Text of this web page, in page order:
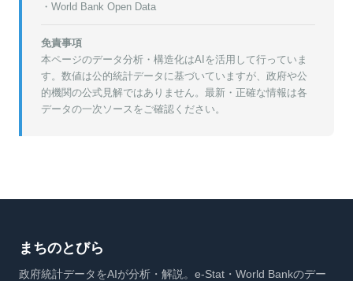
・World Bank Open Data
免責事項
本ページのデータ分析・構造化はAIを活用して行っていま
す。数値は公的統計データに基づいていますが、政府や公
的機関の公式見解ではありません。最新・正確な情報は各
データの一次ソースをご確認ください。
まちのとびら
政府統計データをAIが分析・解説。e-Stat・World Bankのデー